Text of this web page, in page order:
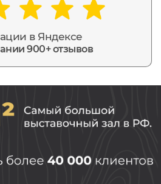
в Яндексе
900+ отзывов